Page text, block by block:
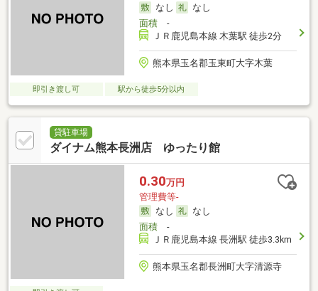
なし
なし
面積-
ＪＲ鹿児島本線 木葉駅 徒歩2分
熊本県玉名郡玉東町大字木葉
即引き渡し可 駅から徒歩5分以内
貸駐車場
ダイナム熊本長洲店 ゆったり館
0.30万円
管理費等-
なし
なし
面積-
ＪＲ鹿児島本線 長洲駅 徒歩3.3km
熊本県玉名郡長洲町大字清源寺